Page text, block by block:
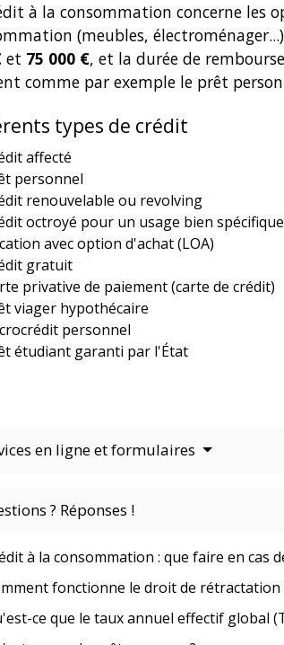
à la consommation concerne les
(meubles,
et 75 000 €, et la durée de
comme par exemple le prêt
types de crédit
affecté
personnel
renouvelable ou revolving
octroyé pour un usage bien spécifique
avec option d'achat (LOA)
gratuit
privative de paiement (carte de crédit)
viager hypothécaire
personnel
étudiant garanti par l'État
en ligne et formulaires
? Réponses !
à la consommation : que faire en cas
fonctionne le droit de rétractation
ce que le taux annuel effectif global